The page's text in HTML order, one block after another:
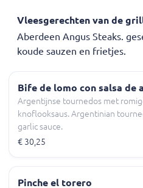
Vleesgerechten van de
Aberdeen Angus Steaks.
koude sauzen en frietjes.
Bife de lomo con salsa de
Argentijnse tournedos met
knoflooksaus. Argentinian
garlic sauce.
€ 30,25
Pinche el torero